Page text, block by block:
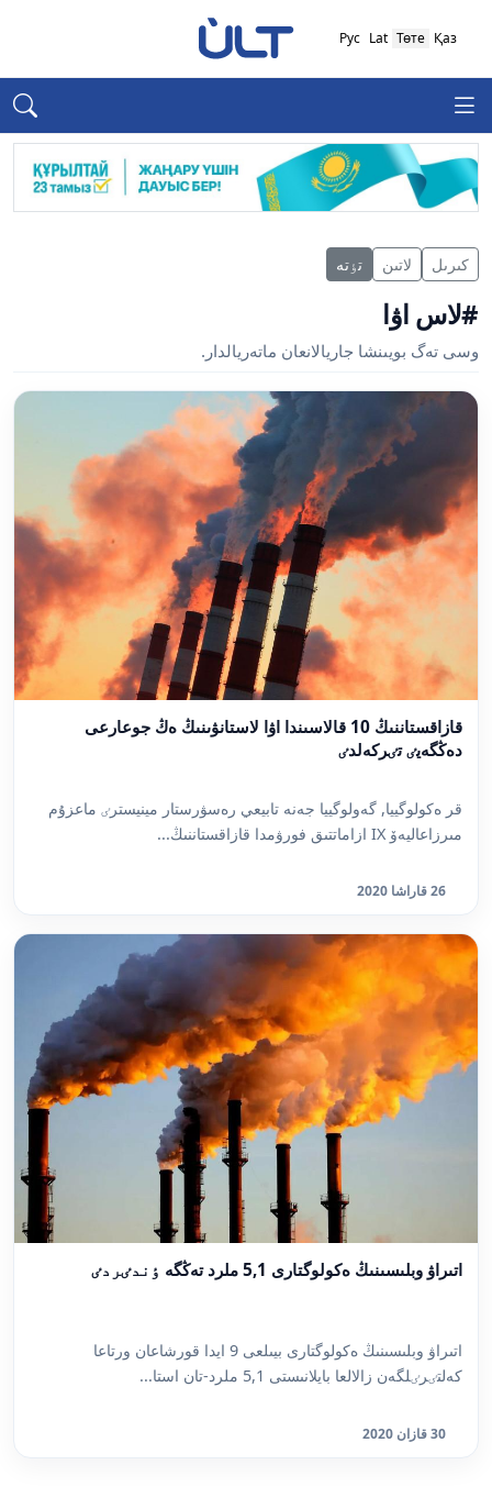
Қаз
Төте
Lat
Рус
كىرىل لاتىن تٶتە
#لاس اۋا
وسى تەگ بويىنشا جاريالانعان ماتەريالدار.
قازاقستاننىڭ 10 قالاسىندا اۋا لاستانۋىنىڭ ەڭ جوعارعى
دەڭگەيٸ تٸركەلدٸ
قر ەكولوگييا, گەولوگييا جەنە تابيعي رەسۋرستار مينيسترٸ ماعزۇم
مىرزاعاليەۆ IX ازاماتتىق فورۋمدا قازاقستاننىڭ...
26 قاراشا 2020
اتىراۋ وبلىسىنىڭ ەكولوگتارى 5,1 ملرد تەڭگە ٶندٸردٸ
اتىراۋ وبلىسىنىڭ ەكولوگتارى بيىلعى 9 ايدا قورشاعان ورتاعا
كەلتٸرٸلگەن زالالعا بايلانىستى 5,1 ملرد-تان استا...
30 قازان 2020